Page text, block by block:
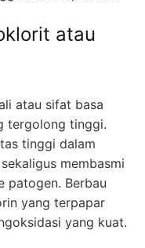
atau
atau sifat basa
tergolong tinggi.
tinggi dalam
membasmi
patogen. Berbau
yang terpapar
yang kuat.